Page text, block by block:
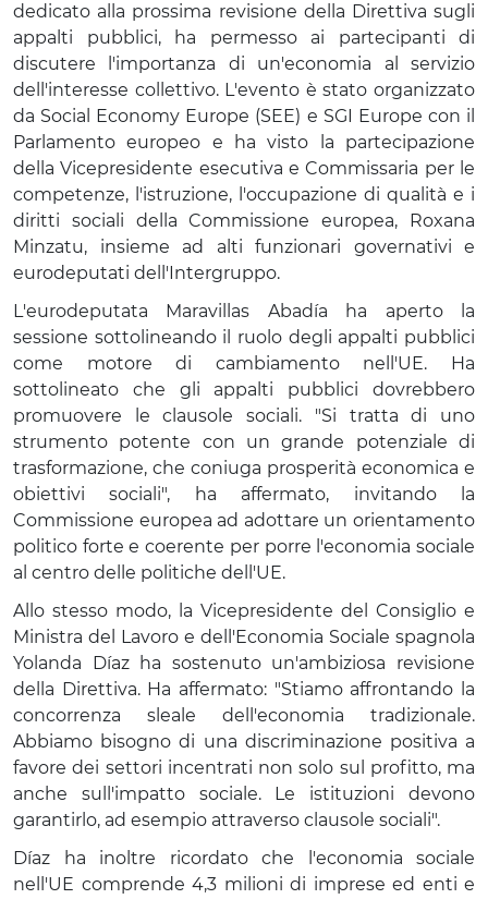
dedicato alla prossima revisione della Direttiva sugli
appalti pubblici, ha permesso ai partecipanti di
discutere l'importanza di un'economia al servizio
dell'interesse collettivo. L'evento è stato organizzato
da Social Economy Europe (SEE) e SGI Europe con il
Parlamento europeo e ha visto la partecipazione
della Vicepresidente esecutiva e Commissaria per le
competenze, l'istruzione, l'occupazione di qualità e i
diritti sociali della Commissione europea, Roxana
Minzatu, insieme ad alti funzionari governativi e
eurodeputati dell'Intergruppo.
L'eurodeputata Maravillas Abadía ha aperto la
sessione sottolineando il ruolo degli appalti pubblici
come motore di cambiamento nell'UE. Ha
sottolineato che gli appalti pubblici dovrebbero
promuovere le clausole sociali. "Si tratta di uno
strumento potente con un grande potenziale di
trasformazione, che coniuga prosperità economica e
obiettivi sociali", ha affermato, invitando la
Commissione europea ad adottare un orientamento
politico forte e coerente per porre l'economia sociale
al centro delle politiche dell'UE.
Allo stesso modo, la Vicepresidente del Consiglio e
Ministra del Lavoro e dell'Economia Sociale spagnola
Yolanda Díaz ha sostenuto un'ambiziosa revisione
della Direttiva. Ha affermato: "Stiamo affrontando la
concorrenza sleale dell'economia tradizionale.
Abbiamo bisogno di una discriminazione positiva a
favore dei settori incentrati non solo sul profitto, ma
anche sull'impatto sociale. Le istituzioni devono
garantirlo, ad esempio attraverso clausole sociali".
Díaz ha inoltre ricordato che l'economia sociale
nell'UE comprende 4,3 milioni di imprese ed enti e